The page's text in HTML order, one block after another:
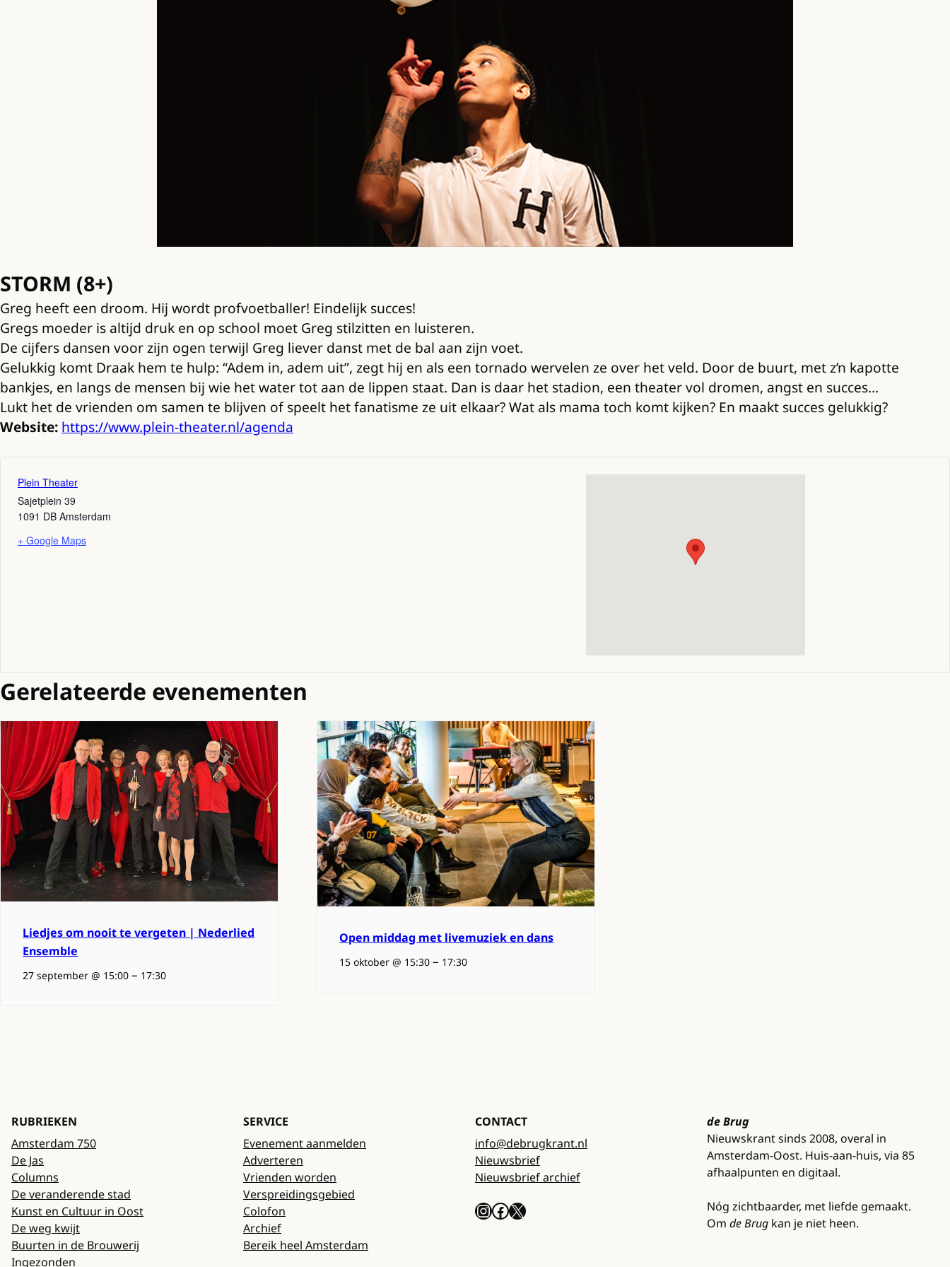
STORM (8+)
Greg heeft een droom. Hij wordt profvoetballer! Eindelijk succes!
Gregs moeder is altijd druk en op school moet Greg stilzitten en luisteren.
De cijfers dansen voor zijn ogen terwijl Greg liever danst met de bal aan zijn voet.
Gelukkig komt Draak hem te hulp: “Adem in, adem uit”, zegt hij en als een tornado wervelen ze over het veld. Door de buurt, met z’n kapotte
bankjes, en langs de mensen bij wie het water tot aan de lippen staat. Dan is daar het stadion, een theater vol dromen, angst en succes…
Lukt het de vrienden om samen te blijven of speelt het fanatisme ze uit elkaar? Wat als mama toch komt kijken? En maakt succes gelukkig?
Website: https://www.plein-theater.nl/agenda
Plein Theater
Sajetplein 39
1091 DB Amsterdam
+ Google Maps
Gerelateerde evenementen
Liedjes om nooit te vergeten | Nederlied
Ensemble
27 september @ 15:00 – 17:30
Open middag met livemuziek en dans
15 oktober @ 15:30 – 17:30
RUBRIEKEN
Amsterdam 750
De Jas
Columns
De veranderende stad
Kunst en Cultuur in Oost
De weg kwijt
Buurten in de Brouwerij
Ingezonden
SERVICE
Evenement aanmelden
Adverteren
Vrienden worden
Verspreidingsgebied
Colofon
Archief
Bereik heel Amsterdam
CONTACT
info@debrugkrant.nl
Nieuwsbrief
Nieuwsbrief archief
InstagramFacebook X
de Brug
Nieuwskrant sinds 2008, overal in
Amsterdam-Oost. Huis-aan-huis, via 85
afhaalpunten en digitaal.
Nóg zichtbaarder, met liefde gemaakt.
Om de Brug kan je niet heen.